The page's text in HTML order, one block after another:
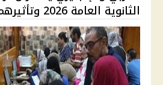
الثانوية العامة 2026 وتأثيرهما ع...